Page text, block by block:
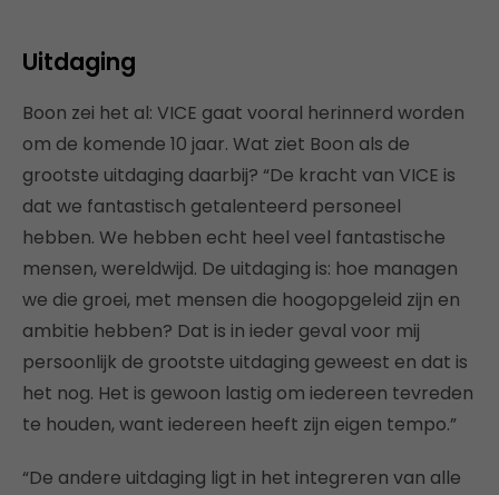
Uitdaging
Boon zei het al: VICE gaat vooral herinnerd worden
om de komende 10 jaar. Wat ziet Boon als de
grootste uitdaging daarbij? “De kracht van VICE is
dat we fantastisch getalenteerd personeel
hebben. We hebben echt heel veel fantastische
mensen, wereldwijd. De uitdaging is: hoe managen
we die groei, met mensen die hoogopgeleid zijn en
ambitie hebben? Dat is in ieder geval voor mij
persoonlijk de grootste uitdaging geweest en dat is
het nog. Het is gewoon lastig om iedereen tevreden
te houden, want iedereen heeft zijn eigen tempo.”
“De andere uitdaging ligt in het integreren van alle